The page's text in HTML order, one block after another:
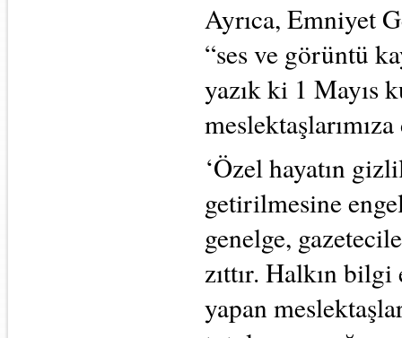
Ayrıca, Emniyet
“ses ve görüntü
yazık ki 1 Mayıs
‘Özel hayatın
getirilmesine
genelge,
zıttır. Halkın
yapan